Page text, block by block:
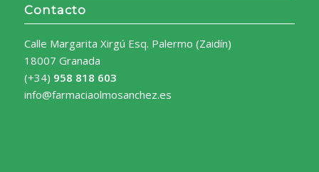
Contacto
Calle Margarita Xirgú Esq. Palermo (Zaidín)
18007 Granada
(+34) 958 818 603
info@farmaciaolmosanchez.es